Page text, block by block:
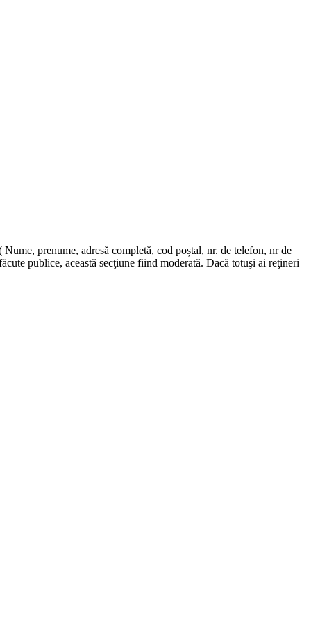
prenume, adresă completă, cod poștal, nr. de telefon, nr de
publice, această secţiune fiind moderată. Dacă totuşi ai reţineri